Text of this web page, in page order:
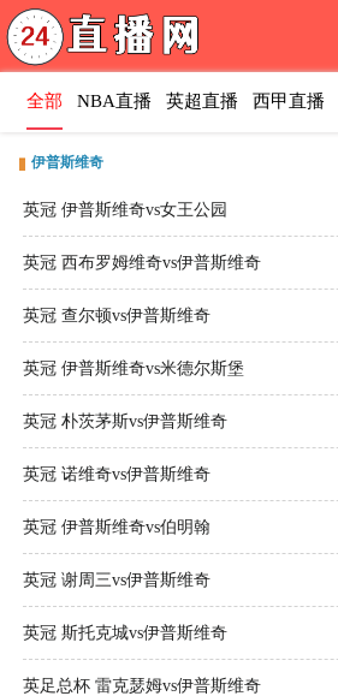
全部 NBA直播 英超直播 西甲直播
伊普斯维奇
英冠 伊普斯维奇vs女王公园
英冠 西布罗姆维奇vs伊普斯维奇
英冠 查尔顿vs伊普斯维奇
英冠 伊普斯维奇vs米德尔斯堡
英冠 朴茨茅斯vs伊普斯维奇
英冠 诺维奇vs伊普斯维奇
英冠 伊普斯维奇vs伯明翰
英冠 谢周三vs伊普斯维奇
英冠 斯托克城vs伊普斯维奇
英足总杯 雷克瑟姆vs伊普斯维奇